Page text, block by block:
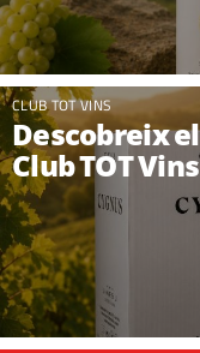
CLUB TOT VINS
Descobreix
Club TOT